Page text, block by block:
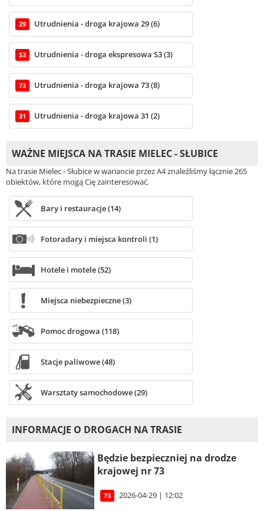
29 Utrudnienia - droga krajowa 29 (6)
S3 Utrudnienia - droga ekspresowa S3 (3)
73 Utrudnienia - droga krajowa 73 (8)
31 Utrudnienia - droga krajowa 31 (2)
WAŻNE MIEJSCA NA TRASIE MIELEC - SŁUBICE
Na trasie Mielec - Słubice w wariancie przez A4 znaleźliśmy łącznie 265
obiektów, które mogą Cię zainteresować.
Bary i restauracje (14)
Fotoradary i miejsca kontroli (1)
Hotele i motele (52)
Miejsca niebezpieczne (3)
Pomoc drogowa (118)
Stacje paliwowe (48)
Warsztaty samochodowe (29)
INFORMACJE O DROGACH NA TRASIE
Będzie bezpieczniej na drodze
krajowej nr 73
73 2026-04-29 | 12:02